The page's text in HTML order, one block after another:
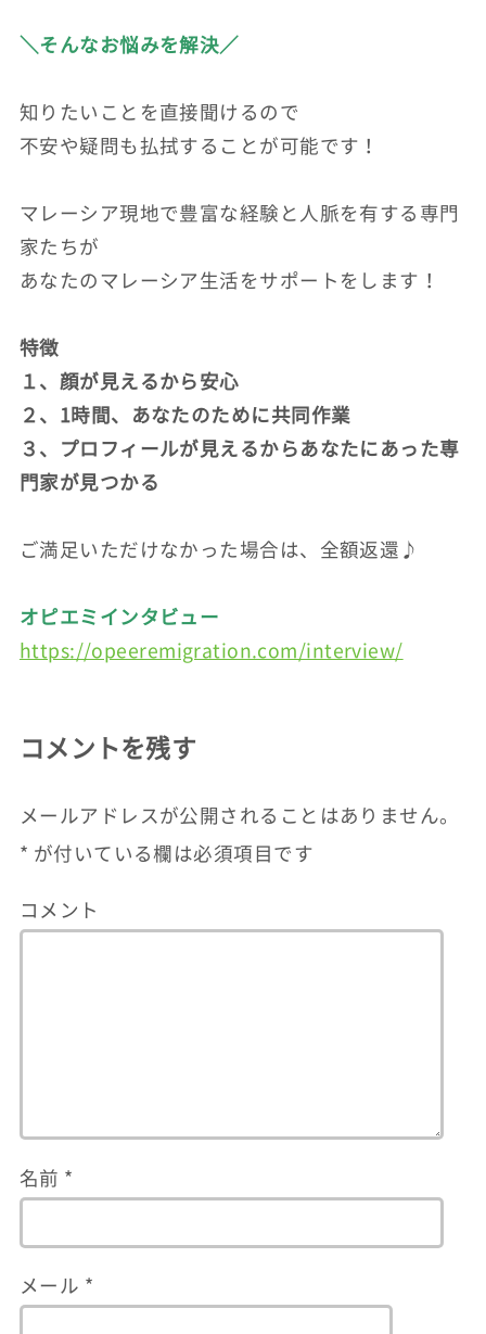
＼そんなお悩みを解決／
知りたいことを直接聞けるので
不安や疑問も払拭することが可能です！
マレーシア現地で豊富な経験と人脈を有する専門
家たちが
あなたのマレーシア生活をサポートをします！
特徴
１、顔が見えるから安心
２、1時間、あなたのために共同作業
３、プロフィールが見えるからあなたにあった専
門家が見つかる
ご満足いただけなかった場合は、全額返還♪
オピエミインタビュー
https://opeeremigration.com/interview/
コメントを残す
メールアドレスが公開されることはありません。
* が付いている欄は必須項目です
コメント
名前 *
メール *